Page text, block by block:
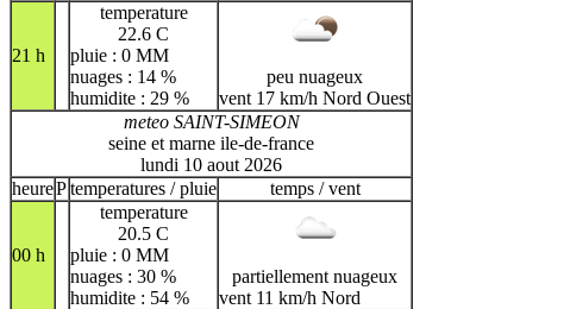
21 h
temperature
22.6 C
pluie : 0 MM
nuages : 14 %
humidite : 29 %
peu nuageux
vent 17 km/h Nord Ouest
meteo SAINT-SIMEON
seine et marne ile-de-france
lundi 10 aout 2026
heurePtemperatures / pluie temps / vent
00 h
temperature
20.5 C
pluie : 0 MM
nuages : 30 %
humidite : 54 %
partiellement nuageux
vent 11 km/h Nord